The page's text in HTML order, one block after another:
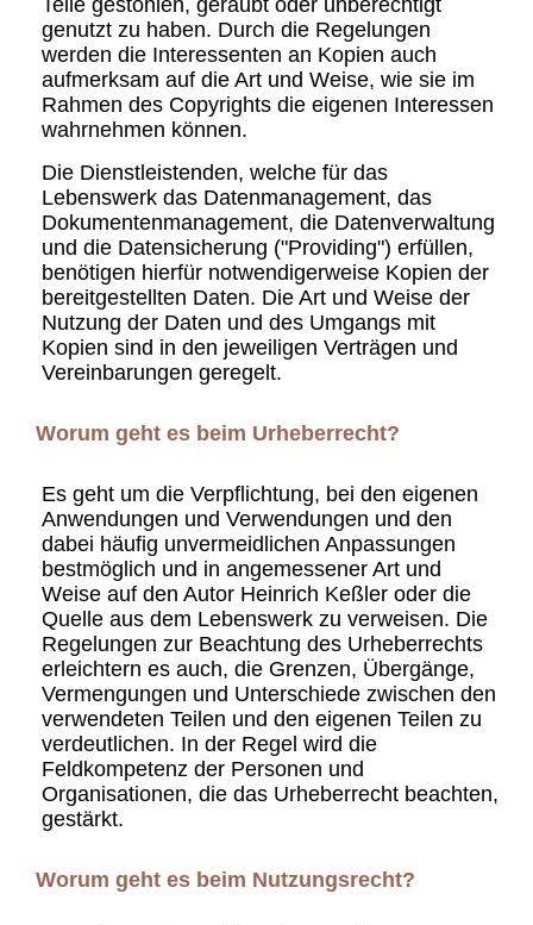
genutzt zu haben. Durch die Regelungen
werden die Interessenten an Kopien auch
aufmerksam auf die Art und Weise, wie sie im
Rahmen des Copyrights die eigenen Interessen
wahrnehmen können.
Die Dienstleistenden, welche für das
Lebenswerk das Datenmanagement, das
Dokumentenmanagement, die Datenverwaltung
und die Datensicherung ("Providing") erfüllen,
benötigen hierfür notwendigerweise Kopien der
bereitgestellten Daten. Die Art und Weise der
Nutzung der Daten und des Umgangs mit
Kopien sind in den jeweiligen Verträgen und
Vereinbarungen geregelt.
Worum geht es beim Urheberrecht?
Es geht um die Verpflichtung, bei den eigenen
Anwendungen und Verwendungen und den
dabei häufig unvermeidlichen Anpassungen
bestmöglich und in angemessener Art und
Weise auf den Autor Heinrich Keßler oder die
Quelle aus dem Lebenswerk zu verweisen. Die
Regelungen zur Beachtung des Urheberrechts
erleichtern es auch, die Grenzen, Übergänge,
Vermengungen und Unterschiede zwischen den
verwendeten Teilen und den eigenen Teilen zu
verdeutlichen. In der Regel wird die
Feldkompetenz der Personen und
Organisationen, die das Urheberrecht beachten,
gestärkt.
Worum geht es beim Nutzungsrecht?